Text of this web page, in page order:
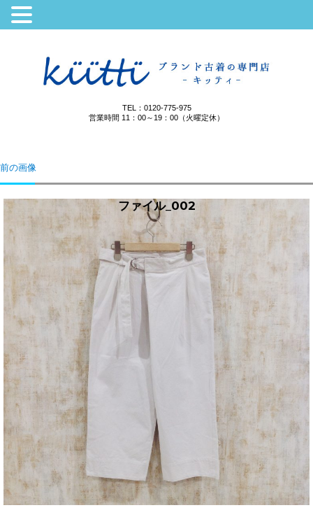
TEL：0120-775-975
営業時間 11：00～19：00（火曜定休）
前の画像
ファイル_002